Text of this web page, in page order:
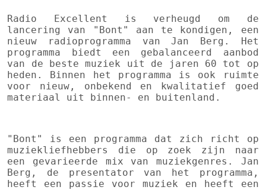
Radio Excellent is verheugd om de
lancering van "Bont" aan te kondigen, een
nieuw radioprogramma van Jan Berg. Het
programma biedt een gebalanceerd aanbod
van de beste muziek uit de jaren 60 tot op
heden. Binnen het programma is ook ruimte
voor nieuw, onbekend en kwalitatief goed
materiaal uit binnen- en buitenland.
"Bont" is een programma dat zich richt op
muziekliefhebbers die op zoek zijn naar
een gevarieerde mix van muziekgenres. Jan
Berg, de presentator van het programma,
heeft een passie voor muziek en heeft een